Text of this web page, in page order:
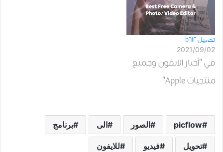
تحميل b612
2021/09/02
في "أخبار الايفون وجميع
منتجيات Apple"
picflow الصور الى برنامج
تحويل فيديو للايفون